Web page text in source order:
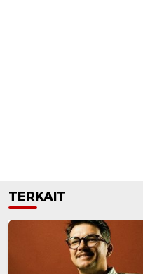
TERKAIT